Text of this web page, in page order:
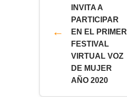
INVITA A
PARTICIPAR
EN EL PRIMER
FESTIVAL
VIRTUAL VOZ
DE MUJER
AÑO 2020